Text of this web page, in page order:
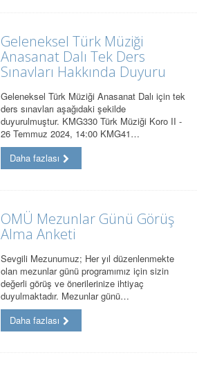
Geleneksel Türk Müziği
Anasanat Dalı Tek Ders
Sınavları Hakkında Duyuru
Geleneksel Türk Müziği Anasanat Dalı için tek
ders sınavları aşağıdaki şekilde
duyurulmuştur. KMG330 Türk Müziği Koro II -
26 Temmuz 2024, 14:00 KMG41…
Daha fazlası
OMÜ Mezunlar Günü Görüş
Alma Anketi
Sevgili Mezunumuz; Her yıl düzenlenmekte
olan mezunlar günü programımız için sizin
değerli görüş ve önerilerinize ihtiyaç
duyulmaktadır. Mezunlar günü…
Daha fazlası